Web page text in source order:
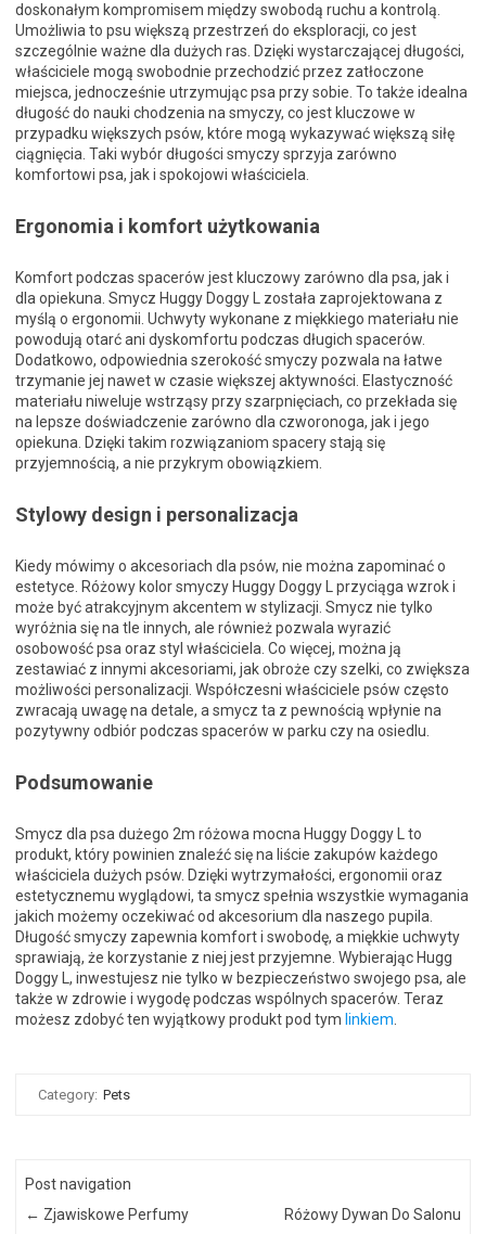
doskonałym kompromisem między swobodą ruchu a kontrolą.
Umożliwia to psu większą przestrzeń do eksploracji, co jest
szczególnie ważne dla dużych ras. Dzięki wystarczającej długości,
właściciele mogą swobodnie przechodzić przez zatłoczone
miejsca, jednocześnie utrzymując psa przy sobie. To także idealna
długość do nauki chodzenia na smyczy, co jest kluczowe w
przypadku większych psów, które mogą wykazywać większą siłę
ciągnięcia. Taki wybór długości smyczy sprzyja zarówno
komfortowi psa, jak i spokojowi właściciela.
Ergonomia i komfort użytkowania
Komfort podczas spacerów jest kluczowy zarówno dla psa, jak i
dla opiekuna. Smycz Huggy Doggy L została zaprojektowana z
myślą o ergonomii. Uchwyty wykonane z miękkiego materiału nie
powodują otarć ani dyskomfortu podczas długich spacerów.
Dodatkowo, odpowiednia szerokość smyczy pozwala na łatwe
trzymanie jej nawet w czasie większej aktywności. Elastyczność
materiału niweluje wstrząsy przy szarpnięciach, co przekłada się
na lepsze doświadczenie zarówno dla czworonoga, jak i jego
opiekuna. Dzięki takim rozwiązaniom spacery stają się
przyjemnością, a nie przykrym obowiązkiem.
Stylowy design i personalizacja
Kiedy mówimy o akcesoriach dla psów, nie można zapominać o
estetyce. Różowy kolor smyczy Huggy Doggy L przyciąga wzrok i
może być atrakcyjnym akcentem w stylizacji. Smycz nie tylko
wyróżnia się na tle innych, ale również pozwala wyrazić
osobowość psa oraz styl właściciela. Co więcej, można ją
zestawiać z innymi akcesoriami, jak obroże czy szelki, co zwiększa
możliwości personalizacji. Współczesni właściciele psów często
zwracają uwagę na detale, a smycz ta z pewnością wpłynie na
pozytywny odbiór podczas spacerów w parku czy na osiedlu.
Podsumowanie
Smycz dla psa dużego 2m różowa mocna Huggy Doggy L to
produkt, który powinien znaleźć się na liście zakupów każdego
właściciela dużych psów. Dzięki wytrzymałości, ergonomii oraz
estetycznemu wyglądowi, ta smycz spełnia wszystkie wymagania
jakich możemy oczekiwać od akcesorium dla naszego pupila.
Długość smyczy zapewnia komfort i swobodę, a miękkie uchwyty
sprawiają, że korzystanie z niej jest przyjemne. Wybierając Hugg
Doggy L, inwestujesz nie tylko w bezpieczeństwo swojego psa, ale
także w zdrowie i wygodę podczas wspólnych spacerów. Teraz
możesz zdobyć ten wyjątkowy produkt pod tym linkiem
Category: Pets
Post navigation
← Zjawiskowe Perfumy Różowy Dywan Do Salonu